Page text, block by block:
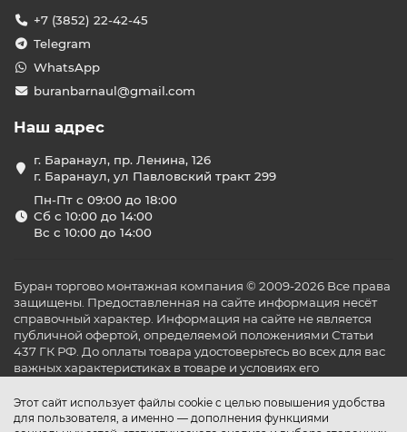
Этот сайт использует файлы cookie с целью повышения удобства
для пользователя, а именно — дополнения функциями
+7 (3852) 22-42-45
Telegram
WhatsApp
buranbarnaul@gmail.com
Наш адрес
г. Баранаул, пр. Ленина, 126
г. Баранаул, ул Павловский тракт 299
Пн-Пт с 09:00 до 18:00
Сб с 10:00 до 14:00
Вс с 10:00 до 14:00
Буран торгово монтажная компания © 2009-2026 Все права
защищены. Предоставленная на сайте информация несёт
справочный характер. Информация на сайте не является
публичной офертой, определяемой положениями Статьи
437 ГК РФ. До оплаты товара удостоверьтесь во всех для вас
важных характеристиках в товаре и условиях его